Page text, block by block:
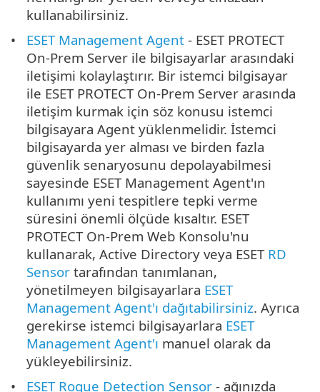
kullanabilirsiniz.
ESET Management Agent - ESET PROTECT
On-Prem Server ile bilgisayarlar arasındaki
iletişimi kolaylaştırır. Bir istemci bilgisayar
ile ESET PROTECT On-Prem Server arasında
iletişim kurmak için söz konusu istemci
bilgisayara Agent yüklenmelidir. İstemci
bilgisayarda yer alması ve birden fazla
güvenlik senaryosunu depolayabilmesi
sayesinde ESET Management Agent'ın
kullanımı yeni tespitlere tepki verme
süresini önemli ölçüde kısaltır. ESET
PROTECT On-Prem Web Konsolu'nu
kullanarak, Active Directory veya ESET RD
Sensor tarafından tanımlanan,
yönetilmeyen bilgisayarlara ESET
Management Agent'ı dağıtabilirsiniz. Ayrıca
gerekirse istemci bilgisayarlara ESET
Management Agent'ı manuel olarak da
yükleyebilirsiniz.
ESET Rogue Detection Sensor - ağınızda